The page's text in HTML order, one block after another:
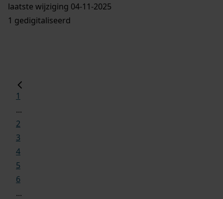
laatste wijziging 04-11-2025
1 gedigitaliseerd
1
...
2
3
4
5
6
...